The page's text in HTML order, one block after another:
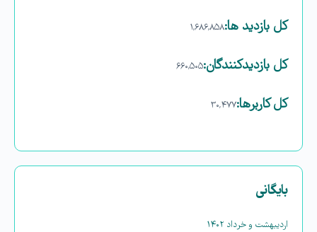
کل بازدید ها:۱,۶۸۶,۸۵۸
کل بازدیدکنند‌گان:۶۶۰,۵۰۵
کل کاربرها:۳۰,۴۷۷
بایگانی
اردیبهشت و خرداد ۱۴۰۲